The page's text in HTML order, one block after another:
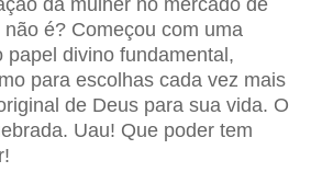
é? Começou com uma
papel divino fundamental,
para escolhas cada vez mais
de Deus para sua vida. O
Uau! Que poder tem